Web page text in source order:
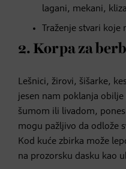
lagani, mekani,
Traženje stvari
2. Korpa za
Lešnici, žirovi, šišarke,
jesen nam poklanja
šumom ili livadom,
mogu pažljivo da odlože
Kod kuće zbirka može
na prozorsku dasku kao